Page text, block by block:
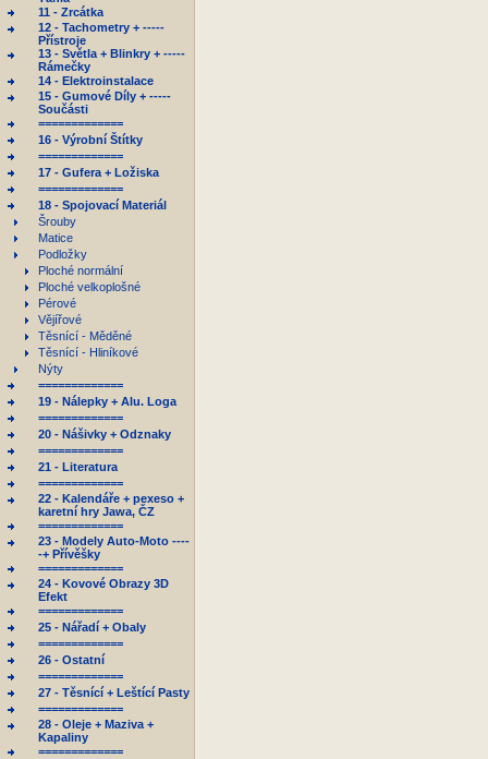
11 - Zrcátka
12 - Tachometry + -----
Přístroje
13 - Světla + Blinkry + -----
Rámečky
14 - Elektroinstalace
15 - Gumové Díly + -----
Součásti
=============
16 - Výrobní Štítky
=============
17 - Gufera + Ložiska
=============
18 - Spojovací Materiál
Šrouby
Matice
Podložky
Ploché normální
Ploché velkoplošné
Pérové
Vějířové
Těsnící - Měděné
Těsnící - Hliníkové
Nýty
=============
19 - Nálepky + Alu. Loga
=============
20 - Nášivky + Odznaky
=============
21 - Literatura
=============
22 - Kalendáře + pexeso +
karetní hry Jawa, ČZ
=============
23 - Modely Auto-Moto ----
-+ Přívěšky
=============
24 - Kovové Obrazy 3D
Efekt
=============
25 - Nářadí + Obaly
=============
26 - Ostatní
=============
27 - Těsnící + Leštící Pasty
=============
28 - Oleje + Maziva +
Kapaliny
=============